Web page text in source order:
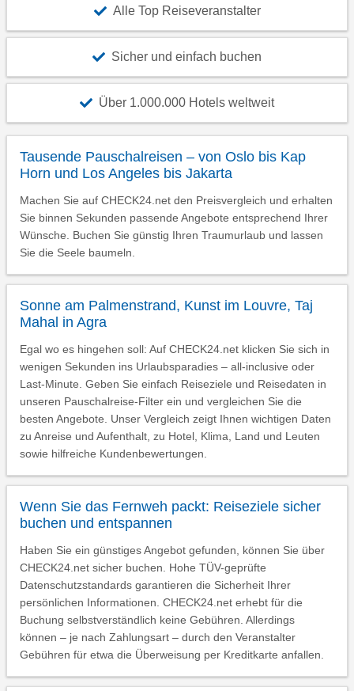
Alle Top Reiseveranstalter
Sicher und einfach buchen
Über 1.000.000 Hotels weltweit
Tausende Pauschalreisen – von Oslo bis Kap
Horn und Los Angeles bis Jakarta
Machen Sie auf CHECK24.net den Preisvergleich und erhalten
Sie binnen Sekunden passende Angebote entsprechend Ihrer
Wünsche. Buchen Sie günstig Ihren Traumurlaub und lassen
Sie die Seele baumeln.
Sonne am Palmenstrand, Kunst im Louvre, Taj
Mahal in Agra
Egal wo es hingehen soll: Auf CHECK24.net klicken Sie sich in
wenigen Sekunden ins Urlaubsparadies – all-inclusive oder
Last-Minute. Geben Sie einfach Reiseziele und Reisedaten in
unseren Pauschalreise-Filter ein und vergleichen Sie die
besten Angebote. Unser Vergleich zeigt Ihnen wichtigen Daten
zu Anreise und Aufenthalt, zu Hotel, Klima, Land und Leuten
sowie hilfreiche Kundenbewertungen.
Wenn Sie das Fernweh packt: Reiseziele sicher
buchen und entspannen
Haben Sie ein günstiges Angebot gefunden, können Sie über
CHECK24.net sicher buchen. Hohe TÜV-geprüfte
Datenschutzstandards garantieren die Sicherheit Ihrer
persönlichen Informationen. CHECK24.net erhebt für die
Buchung selbstverständlich keine Gebühren. Allerdings
können – je nach Zahlungsart – durch den Veranstalter
Gebühren für etwa die Überweisung per Kreditkarte anfallen.